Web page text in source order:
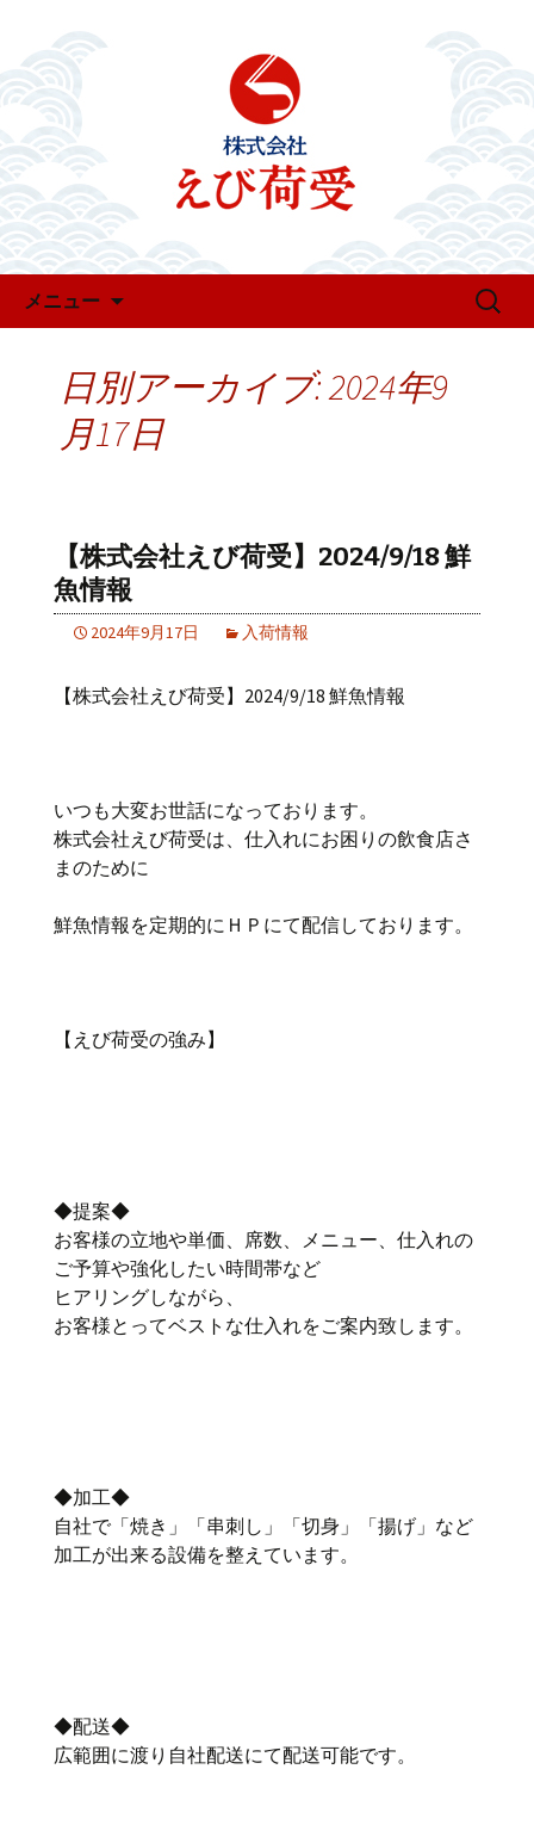
えび荷受のお知らせ
メニュー
検
日別アーカイブ: 2024年9
月17日
【株式会社えび荷受】2024/9/18 鮮
魚情報
2024年9月17日 入荷情報
【株式会社えび荷受】2024/9/18 鮮魚情報
いつも大変お世話になっております。
株式会社えび荷受は、仕入れにお困りの飲食店さ
まのために
鮮魚情報を定期的にＨＰにて配信しております。
【えび荷受の強み】
◆提案◆
お客様の立地や単価、席数、メニュー、仕入れの
ご予算や強化したい時間帯など
ヒアリングしながら、
お客様とってベストな仕入れをご案内致します。
◆加工◆
自社で「焼き」「串刺し」「切身」「揚げ」など
加工が出来る設備を整えています。
◆配送◆
広範囲に渡り自社配送にて配送可能です。